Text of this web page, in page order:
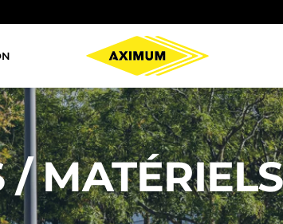
Navigation
principale
/ MATÉRIELS